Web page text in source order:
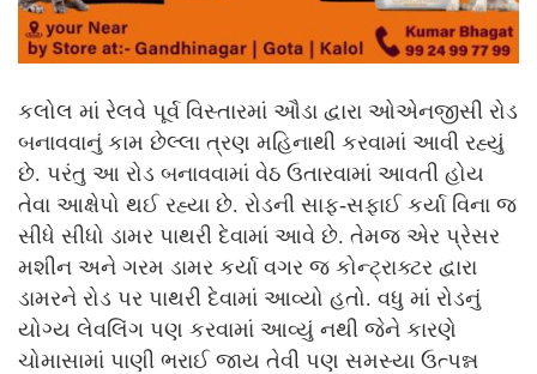
કલોલ માં રેલવે પૂર્વ વિસ્તારમાં ઔડા દ્વારા ઓએનજીસી રોડ
બનાવવાનું કામ છેલ્લા ત્રણ મહિનાથી કરવામાં આવી રહ્યું
છે. પરંતુ આ રોડ બનાવવામાં વેઠ ઉતારવામાં આવતી હોય
તેવા આક્ષેપો થઈ રહ્યા છે. રોડની સાફ-સફાઈ કર્યા વિના જ
સીધે સીધો ડામર પાથરી દેવામાં આવે છે. તેમજ એર પ્રેસર
મશીન અને ગરમ ડામર કર્યા વગર જ કોન્ટ્રાક્ટર દ્વારા
ડામરને રોડ પર પાથરી દેવામાં આવ્યો હતો. વધુ માં રોડનું
યોગ્ય લેવલિંગ પણ કરવામાં આવ્યું નથી જેને કારણે
ચોમાસામાં પાણી ભરાઈ જાય તેવી પણ સમસ્યા ઉત્પન્ન